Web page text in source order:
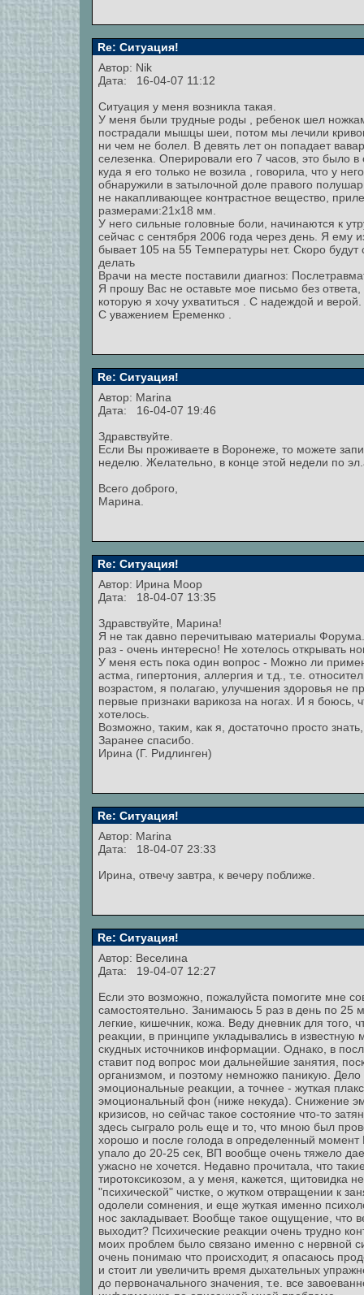
Re: Ситуация!
Автор: Nik
Дата: 16-04-07 11:12
Cитуация у меня возникла такая.
У меня были трудные роды , ребенок шел
пострадали мышцы шеи, потом мы лечили
ни чем не болел. В девять лет он попадает
селезенка. Оперировали его 7 часов, это было
куда я его только не возила , говорила, что у
обнаружили в затылочной доле правого
не накапливающее контрастное вещество,
размерами:21х18 мм.
У него сильные головные боли, начинаются к
сейчас с сентября 2006 года через день. Я ему
бывает 105 на 55 Температуры нет. Скоро
делать
Врачи на месте поставили диагноз:
Я прошу Вас не оставьте мое письмо без
которую я хочу ухватиться . С надеждой и верой.
С уважением Еременко .
Re: Ситуация!
Автор: Marina
Дата: 16-04-07 19:46
Здравствуйте.
Если Вы проживаете в Воронеже, то можете
неделю. Желательно, в конце этой недели по
Всего доброго,
Марина.
Re: Ситуация!
Автор: Ирина Моор
Дата: 18-04-07 13:35
Здравствуйте, Марина!
Я не так давно перечитываю материалы
раз - очень интересно! Не хотелось открывать
У меня есть пока один вопрос - Можно ли
астма, гипертония, аллергия и т.д., т.е.
возрастом, я полагаю, улучшения здоровья не
первые признаки варикоза на ногах. И я
хотелось.
Возможно, таким, как я, достаточно просто
Заранее спасибо.
Ирина (Г. Ридлинген)
Re: Ситуация!
Автор: Marina
Дата: 18-04-07 23:33
Ирина, отвечу завтра, к вечеру поближе.
Re: Ситуация!
Автор: Веселина
Дата: 19-04-07 12:27
Если это возможно, пожалуйста помогите мне
самостоятельно. Занимаюсь 5 раз в день по 25
легкие, кишечник, кожа. Веду дневник для того,
реакции, в принципе укладывались в
скудных источников информации. Однако, в
ставит под вопрос мои дальнейшие занятия,
организмом, и поэтому немножко паникую.
эмоциональные реакции, а точнее - жуткая
эмоциональный фон (ниже некуда). Снижение
кризисов, но сейчас такое состояние что-то
здесь сыграло роль еще и то, что мною был
хорошо и после голода в определенный момент
упало до 20-25 сек, ВП вообще очень тяжело
ужасно не хочется. Недавно прочитала, что
тиротоксикозом, а у меня, кажется, щитовидка
"психической" чистке, о жутком отвращении к
одолели сомнения, и еще жуткая именно
нос закладывает. Вообще такое ощущение, что
выходит? Психические реакции очень трудно
моих проблем было связано именно с нервной
очень понимаю что происходит, я опасаюсь
и стоит ли увеличить время дыхательных
до первоначального значения, т.е. все